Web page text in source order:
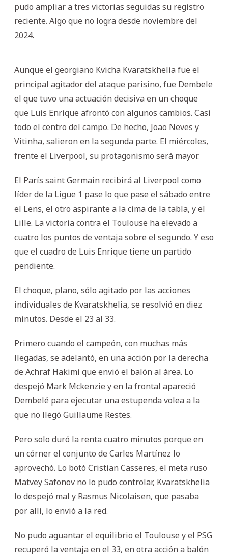
pudo ampliar a tres victorias seguidas su registro
reciente. Algo que no logra desde noviembre del
2024.
Aunque el georgiano Kvicha Kvaratskhelia fue el
principal agitador del ataque parisino, fue Dembele
el que tuvo una actuación decisiva en un choque
que Luis Enrique afrontó con algunos cambios. Casi
todo el centro del campo. De hecho, Joao Neves y
Vitinha, salieron en la segunda parte. El miércoles,
frente el Liverpool, su protagonismo será mayor.
El París saint Germain recibirá al Liverpool como
líder de la Ligue 1 pase lo que pase el sábado entre
el Lens, el otro aspirante a la cima de la tabla, y el
Lille. La victoria contra el Toulouse ha elevado a
cuatro los puntos de ventaja sobre el segundo. Y eso
que el cuadro de Luis Enrique tiene un partido
pendiente.
El choque, plano, sólo agitado por las acciones
individuales de Kvaratskhelia, se resolvió en diez
minutos. Desde el 23 al 33.
Primero cuando el campeón, con muchas más
llegadas, se adelantó, en una acción por la derecha
de Achraf Hakimi que envió el balón al área. Lo
despejó Mark Mckenzie y en la frontal apareció
Dembelé para ejecutar una estupenda volea a la
que no llegó Guillaume Restes.
Pero solo duró la renta cuatro minutos porque en
un córner el conjunto de Carles Martínez lo
aprovechó. Lo botó Cristian Casseres, el meta ruso
Matvey Safonov no lo pudo controlar, Kvaratskhelia
lo despejó mal y Rasmus Nicolaisen, que pasaba
por allí, lo envió a la red.
No pudo aguantar el equilibrio el Toulouse y el PSG
recuperó la ventaja en el 33, en otra acción a balón